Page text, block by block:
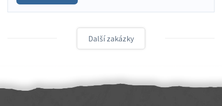
Další zakázky